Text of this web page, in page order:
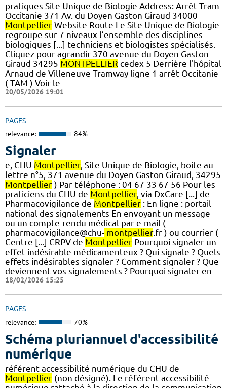
pratiques Site Unique de Biologie Address: Arrêt Tram
Occitanie 371 Av. du Doyen Gaston Giraud 34000
Montpellier Website Route Le Site Unique de Biologie
regroupe sur 7 niveaux l’ensemble des disciplines
biologiques [...] techniciens et biologistes spécialisés.
Cliquez pour agrandir 370 avenue du Doyen Gaston
Giraud 34295 MONTPELLIER cedex 5 Derrière l'hôpital
Arnaud de Villeneuve Tramway ligne 1 arrêt Occitanie
( TAM ) Voir le
20/05/2026 19:01
PAGES
relevance: 84%
Signaler
e, CHU Montpellier, Site Unique de Biologie, boite au
lettre n°5, 371 avenue du Doyen Gaston Giraud, 34295
Montpellier ) Par téléphone : 04 67 33 67 56 Pour les
praticiens du CHU de Montpellier, via DxCare [...] de
Pharmacovigilance de Montpellier : En ligne : portail
national des signalements En envoyant un message
ou un compte-rendu médical par e-mail (
pharmacovigilance@chu- montpellier.fr ) ou courrier (
Centre [...] CRPV de Montpellier Pourquoi signaler un
effet indésirable médicamenteux ? Qui signale ? Quels
effets indésirables signaler ? Comment signaler ? Que
deviennent vos signalements ? Pourquoi signaler en
18/02/2026 15:25
PAGES
relevance: 70%
Schéma pluriannuel d'accessibilité
numérique
référent accessibilité numérique du CHU de
Montpellier (non désigné). Le référent accessibilité